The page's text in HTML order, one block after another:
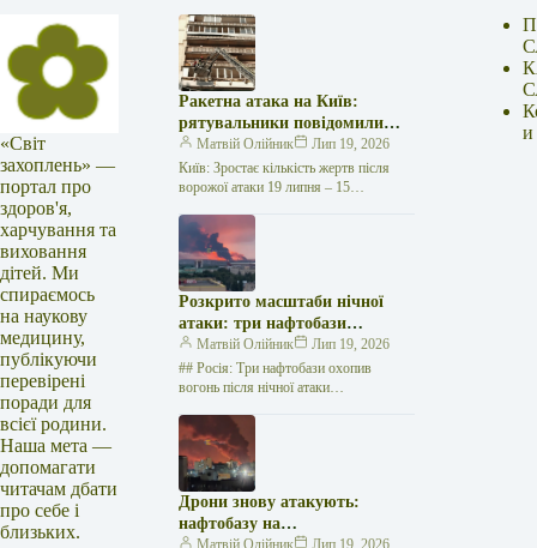
«Світ
захоплень» —
портал про
здоров'я,
харчування та
виховання
дітей. Ми
спираємось
на наукову
медицину,
публікуючи
перевірені
поради для
всієї родини.
Наша мета —
допомагати
читачам дбати
про себе і
близьких.
Ракетна атака на Київ:
рятувальники повідомили
про 15 поранених
Матвій Олійник
Лип 19, 2026
Київ: Зростає кількість жертв після
ворожої атаки 19 липня – 15
російської агресії, що сталася у
столиці…
Розкрито масштаби нічної
атаки: три нафтобази
палають у Ставрополі –
OSINT-аналіз
Матвій Олійник
Лип 19, 2026
## Росія: Три нафтобази охопив
вогонь після нічної атаки
Гаррі отримав дозвіл мешкати у
королівській резиденції…
Дрони знову атакують:
нафтобазу на
Матвій Олійник Лип 19, 2026
и